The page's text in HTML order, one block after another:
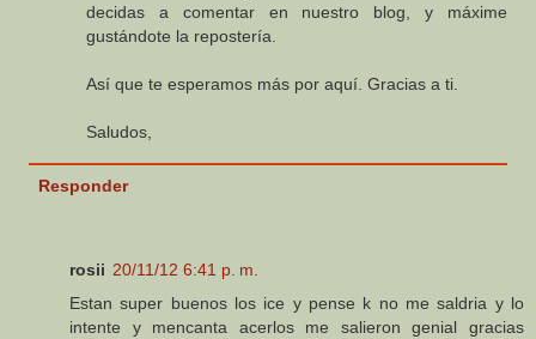
decidas a comentar en nuestro blog, y máxime
gustándote la repostería.
Así que te esperamos más por aquí. Gracias a ti.
Saludos,
Responder
rosii 20/11/12 6:41 p. m.
Estan super buenos los ice y pense k no me saldria y lo
intente y mencanta acerlos me salieron genial gracias